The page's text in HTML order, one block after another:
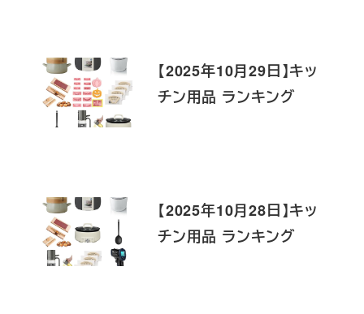
【2025年10月29日】キッ
チン用品 ランキング
【2025年10月28日】キッ
チン用品 ランキング